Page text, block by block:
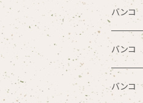
三角形/
レート
カタカ
バンコ
サイズ）
方眼カ
直定規
読み取
バンコ
ポリエ
オレフ
バンコ
バンコ